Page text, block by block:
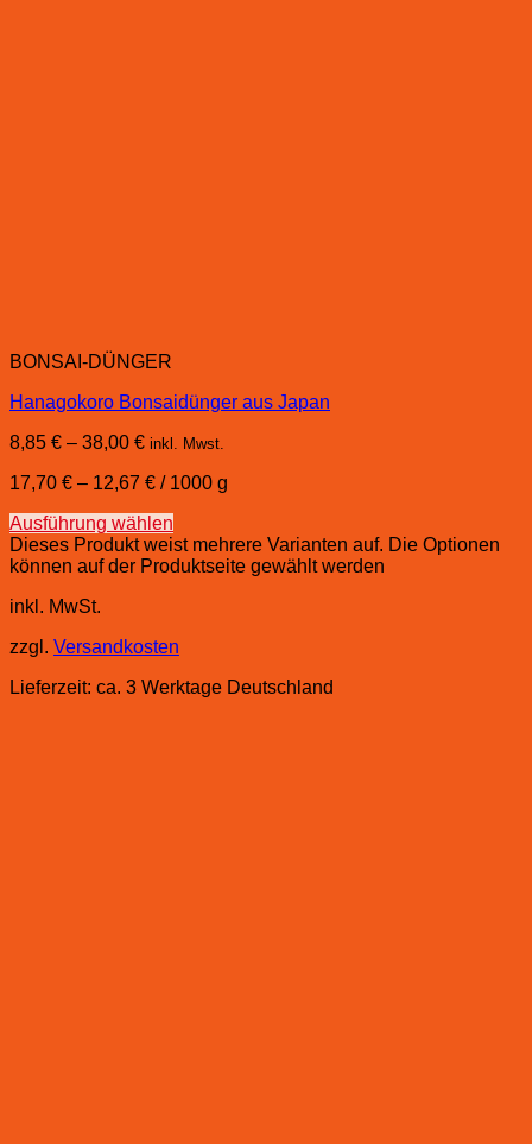
BONSAI-DÜNGER
Hanagokoro Bonsaidünger aus Japan
8,85 € – 38,00 € inkl. Mwst.
17,70 € – 12,67 € / 1000 g
Ausführung wählen
Dieses Produkt weist mehrere Varianten auf. Die Optionen
können auf der Produktseite gewählt werden
inkl. MwSt.
zzgl. Versandkosten
Lieferzeit: ca. 3 Werktage Deutschland